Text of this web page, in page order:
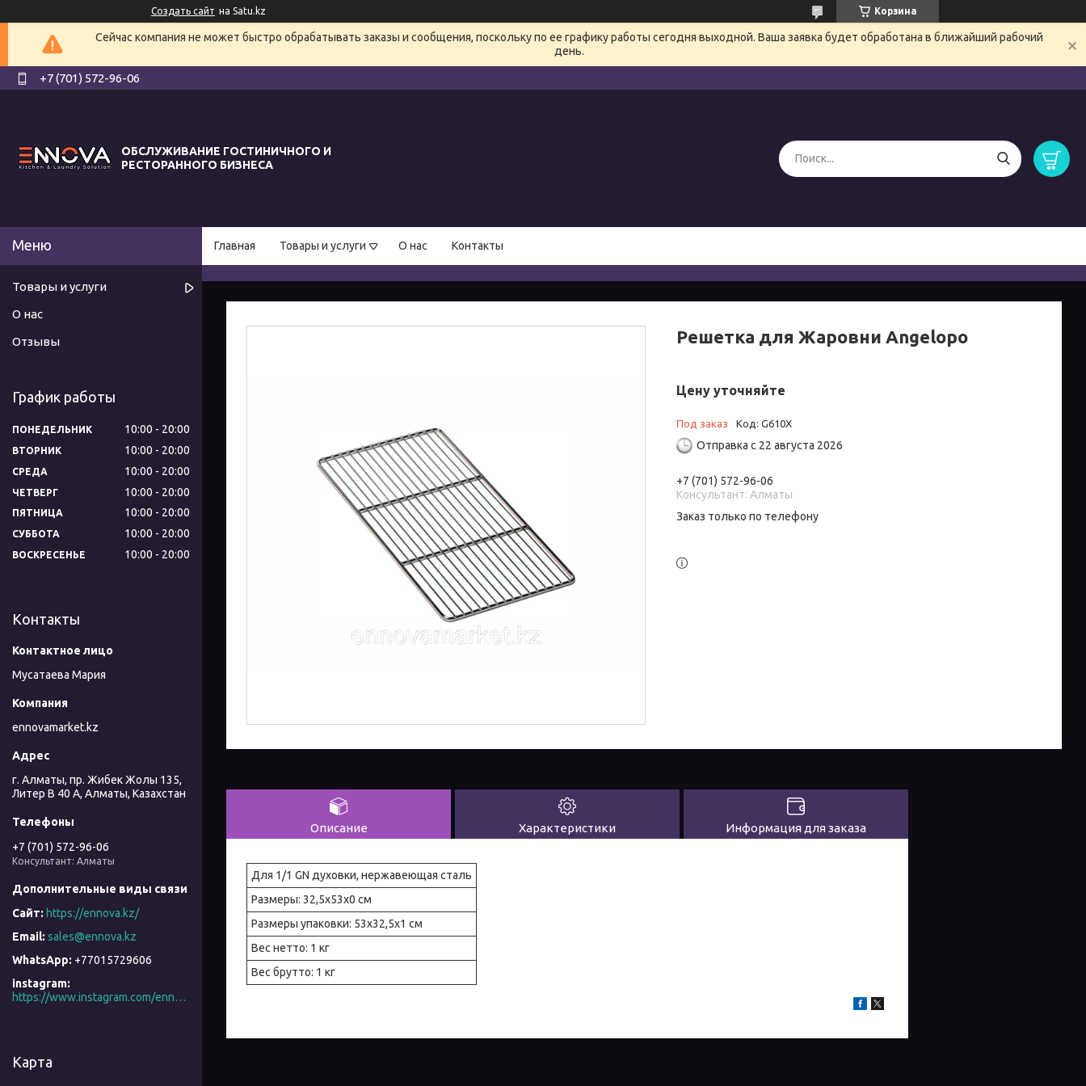
Создать сайт на Satu.kz Корзина
Сейчас компания не может быстро обрабатывать заказы и сообщения, поскольку по ее графику работы сегодня выходной. Ваша заявка будет обработана в ближайший рабочий
день.
+7 (701) 572-96-06
ОБСЛУЖИВАНИЕ ГОСТИНИЧНОГО И
РЕСТОРАННОГО БИЗНЕСА
Главная Товары и услуги О нас Контакты
Решетка для Жаровни Angelopo
Цену уточняйте
Под заказ Код: G610X
Отправка с 22 августа 2026
+7 (701) 572-96-06
Консультант: Алматы
Заказ только по телефону
Описание Характеристики Информация для заказа
Для 1/1 GN духовки, нержавеющая сталь
Размеры: 32,5x53x0 см
Размеры упаковки: 53x32,5x1 см
Вес нетто: 1 кг
Вес брутто: 1 кг
Товары и услуги
О нас
Отзывы
График работы
ПОНЕДЕЛЬНИК 10:00 20:00
ВТОРНИК 10:00 20:00
СРЕДА 10:00 20:00
ЧЕТВЕРГ 10:00 20:00
ПЯТНИЦА 10:00 20:00
СУББОТА 10:00 20:00
ВОСКРЕСЕНЬЕ 10:00 20:00
Контакты
Мусатаева Мария
ennovamarket.kz
г. Алматы, пр. Жибек Жолы 135,
Литер В 40 А, Алматы, Казахстан
+7 (701) 572-96-06
Консультант: Алматы
https://ennova.kz/
sales@ennova.kz
+77015729606
instagram
https://www.instagram.com/ennova_horeca/
Карта